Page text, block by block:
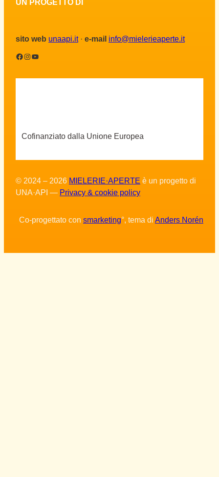
UN PROGETTO DI
sito web unaapi.it· e-mail info@mielerieaperte.it
Facebook Instagram YouTube
Cofinanziato dalla Unione Europea
© 2024 – 2026 MIELERIE·APERTE è un progetto di
UNA·API — Privacy & cookie policy
Co-progettato con smarketing°, tema di Anders Norén